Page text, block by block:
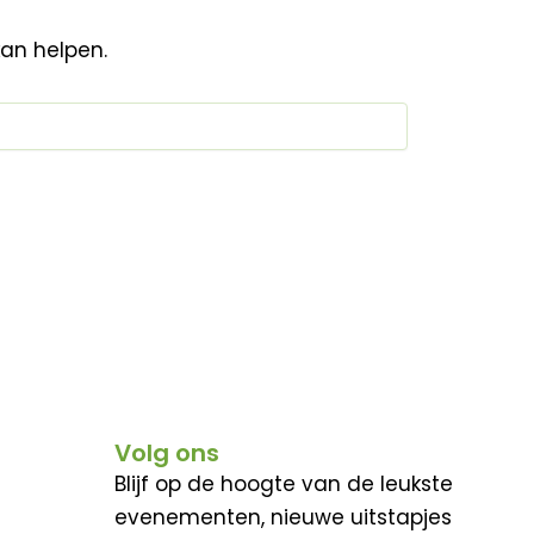
helpen.
Volg ons
Blijf op de hoogte van de leukste
evenementen, nieuwe uitstapjes